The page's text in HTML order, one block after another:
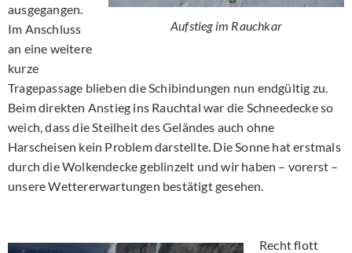
Aufstieg im Rauchkar
ausgegangen.
Im Anschluss
an eine weitere
kurze
Tragepassage blieben die Schibindungen nun endgültig zu.
Beim direkten Anstieg ins Rauchtal war die Schneedecke so
weich, dass die Steilheit des Geländes auch ohne
Harscheisen kein Problem darstellte. Die Sonne hat erstmals
durch die Wolkendecke geblinzelt und wir haben – vorerst –
unsere Wettererwartungen bestätigt gesehen.
Recht flott